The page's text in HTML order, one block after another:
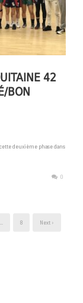
42
BON
deuxième phase dans
0
8 Next ›